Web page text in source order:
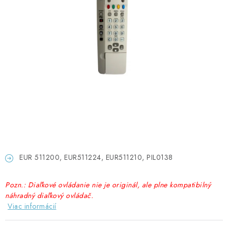
KONTAKTY
Kontakty Doprava a platba Časté otázky
EUR 511200, EUR511224, EUR511210, PIL0138
Pozn.: Diaľkové ovládanie nie je originál, ale plne kompatibilný
náhradný diaľkový ovládač.
Viac informácií